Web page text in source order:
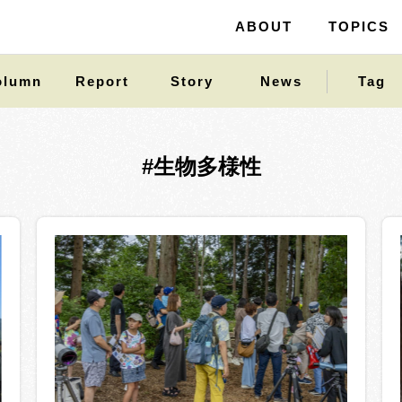
ABOUT TOPICS
ABOUT TOPICS
Report Story News Tag
#生物多様性